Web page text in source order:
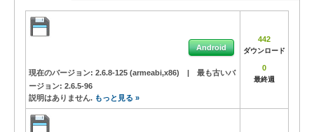
Android
現在のバージョン: 2.6.8-125 (armeabi,x86) |
最も古いバ
ージョン: 2.6.5-96
説明はありません. もっと見る »
442
ダウンロード
0
最終週